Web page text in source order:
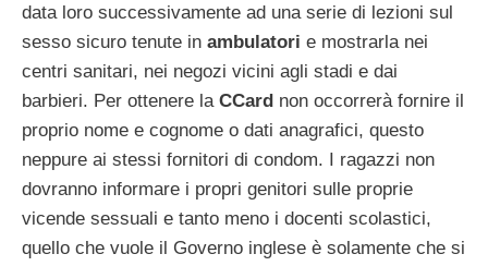
data loro successivamente ad una serie di lezioni sul
sesso sicuro tenute in ambulatori e mostrarla nei
centri sanitari, nei negozi vicini agli stadi e dai
barbieri. Per ottenere la CCard non occorrerà fornire il
proprio nome e cognome o dati anagrafici, questo
neppure ai stessi fornitori di condom. I ragazzi non
dovranno informare i propri genitori sulle proprie
vicende sessuali e tanto meno i docenti scolastici,
quello che vuole il Governo inglese è solamente che si